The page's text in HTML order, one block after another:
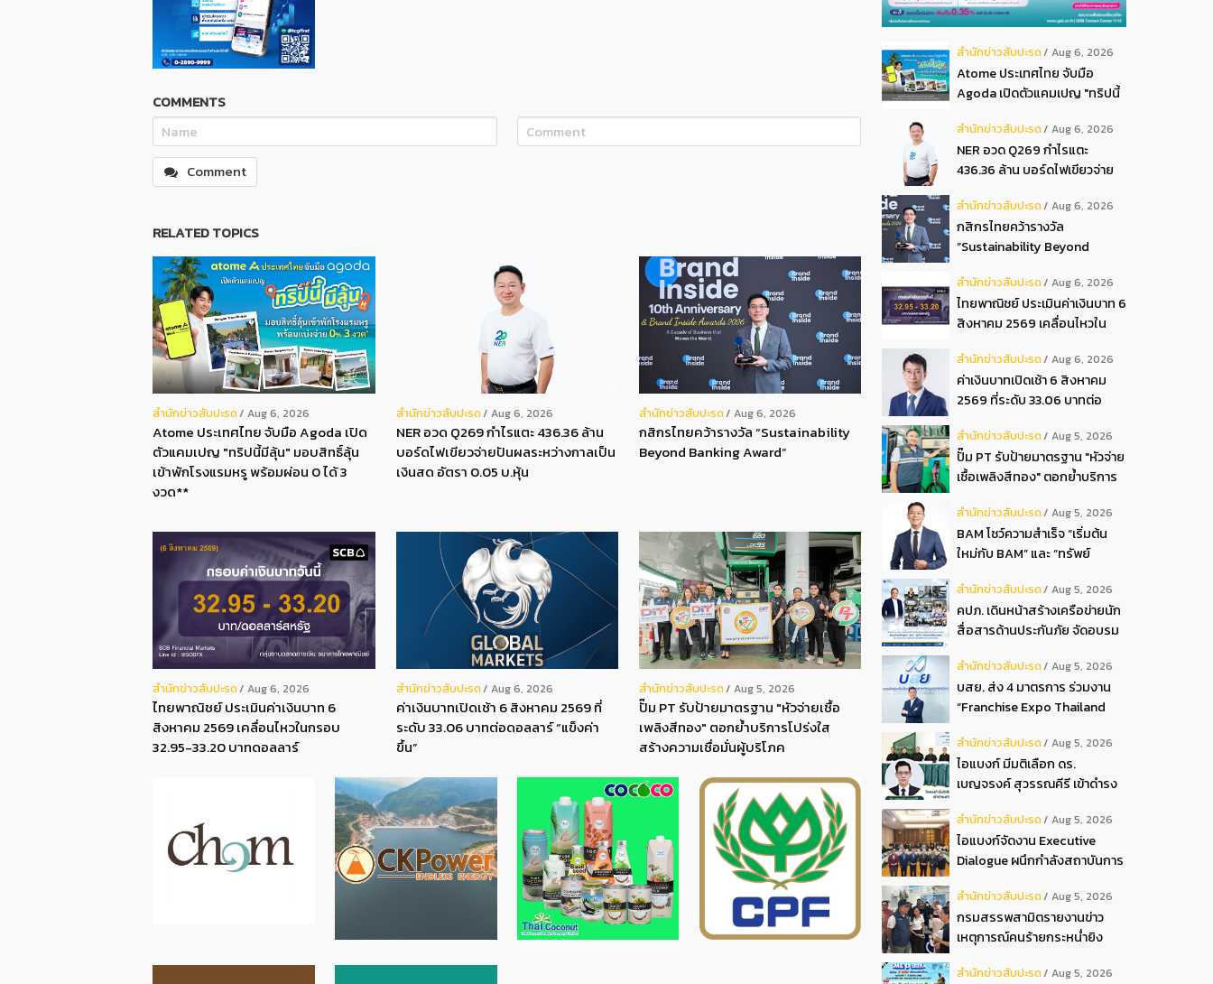
COMMENTS
Comment
RELATED TOPICS
สํานักข่าวสับปะรด Aug 6, 2026
Atome ประเทศไทย จับมือ Agoda เปิด
ตัวแคมเปญ "ทริปนี้มีลุ้น" มอบสิทธิ์ลุ้น
เข้าพักโรงแรมหรู พร้อมผ่อน 0 ได้ 3
งวด**
สํานักข่าวสับปะรด Aug 6, 2026
NER อวด Q269 กำไรแตะ 436.36 ล้าน
บอร์ดไฟเขียวจ่ายปันผลระหว่างกาลเป็น
เงินสด อัตรา 0.05 บ.หุ้น
สํานักข่าวสับปะรด Aug 6, 2026
กสิกรไทยคว้ารางวัล “Sustainability
Beyond Banking Award”
สํานักข่าวสับปะรด Aug 6, 2026
ไทยพาณิชย์ ประเมินค่าเงินบาท 6
สิงหาคม 2569 เคลื่อนไหวในกรอบ
32.95-33.20 บาทดอลลาร์
สํานักข่าวสับปะรด Aug 6, 2026
ค่าเงินบาทเปิดเช้า 6 สิงหาคม 2569 ที่
ระดับ 33.06 บาทต่อดอลลาร์ “แข็งค่า
ขึ้น”
สํานักข่าวสับปะรด Aug 5, 2026
ปั๊ม PT รับป้ายมาตรฐาน "หัวจ่ายเชื้อ
เพลิงสีทอง" ตอกย้ำบริการโปร่งใส
สร้างความเชื่อมั่นผู้บริโภค
สํานักข่าวสับปะรด Aug 6, 2026
Atome ประเทศไทย จับมือ
Agoda เปิดตัวแคมเปญ "ทริปนี้
โรงแรมหรู พร้อมผ่อน 0 ได้ 3
งวด**
สํานักข่าวสับปะรด Aug 6, 2026
NER อวด Q269 กำไรแตะ
436.36 ล้าน บอร์ดไฟเขียวจ่าย
อัตรา 0.05 บ.หุ้น
สํานักข่าวสับปะรด Aug 6, 2026
กสิกรไทยคว้ารางวัล
“Sustainability Beyond
สํานักข่าวสับปะรด Aug 6, 2026
ไทยพาณิชย์ ประเมินค่าเงินบาท 6
สิงหาคม 2569 เคลื่อนไหวใน
ดอลลาร์
สํานักข่าวสับปะรด Aug 6, 2026
ค่าเงินบาทเปิดเช้า 6 สิงหาคม
2569 ที่ระดับ 33.06 บาทต่อ
สํานักข่าวสับปะรด Aug 5, 2026
ปั๊ม PT รับป้ายมาตรฐาน "หัวจ่าย
เชื้อเพลิงสีทอง" ตอกย้ำบริการ
บริโภค
สํานักข่าวสับปะรด Aug 5, 2026
BAM โชว์ความสำเร็จ “เริ่มต้น
ใหม่กับ BAM” และ “ทรัพย์
2026
สํานักข่าวสับปะรด Aug 5, 2026
คปภ. เดินหน้าสร้างเครือข่ายนัก
สื่อสารด้านประกันภัย จัดอบรม
สํานักข่าวสับปะรด Aug 5, 2026
บสย. ส่ง 4 มาตรการ ร่วมงาน
“Franchise Expo Thailand
สํานักข่าวสับปะรด Aug 5, 2026
ไอแบงก์ มีมติเลือก ดร.
เบญจรงค์ สุวรรณคีรี เข้าดำรง
การประชุมวิสามัญผู้ถือหุ้น ครั้ง
ที่ 22569
สํานักข่าวสับปะรด Aug 5, 2026
ไอแบงก์จัดงาน Executive
Dialogue ผนึกกำลังสถาบันการ
ถ่ายทอดประสบการณ์กว่า 40 ปี
เตรียมความพร้อมองค์กรสู่การ
เป็นธนาคารอิสลามแห่งอนาคต
สํานักข่าวสับปะรด Aug 5, 2026
กรมสรรพสามิตรายงานข่าว
เหตุการณ์คนร้ายกระหน่ำยิง
ปัตตานี สาขามายอ
สํานักข่าวสับปะรด Aug 5, 2026